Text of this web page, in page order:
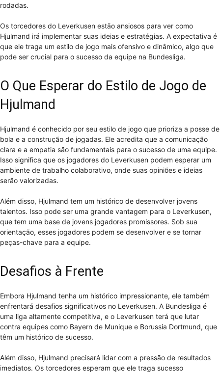
rodadas.
Os torcedores do Leverkusen estão ansiosos para ver como
Hjulmand irá implementar suas ideias e estratégias. A expectativa é
que ele traga um estilo de jogo mais ofensivo e dinâmico, algo que
pode ser crucial para o sucesso da equipe na Bundesliga.
O Que Esperar do Estilo de Jogo de
Hjulmand
Hjulmand é conhecido por seu estilo de jogo que prioriza a posse de
bola e a construção de jogadas. Ele acredita que a comunicação
clara e a empatia são fundamentais para o sucesso de uma equipe.
Isso significa que os jogadores do Leverkusen podem esperar um
ambiente de trabalho colaborativo, onde suas opiniões e ideias
serão valorizadas.
Além disso, Hjulmand tem um histórico de desenvolver jovens
talentos. Isso pode ser uma grande vantagem para o Leverkusen,
que tem uma base de jovens jogadores promissores. Sob sua
orientação, esses jogadores podem se desenvolver e se tornar
peças-chave para a equipe.
Desafios à Frente
Embora Hjulmand tenha um histórico impressionante, ele também
enfrentará desafios significativos no Leverkusen. A Bundesliga é
uma liga altamente competitiva, e o Leverkusen terá que lutar
contra equipes como Bayern de Munique e Borussia Dortmund, que
têm um histórico de sucesso.
Além disso, Hjulmand precisará lidar com a pressão de resultados
imediatos. Os torcedores esperam que ele traga sucesso